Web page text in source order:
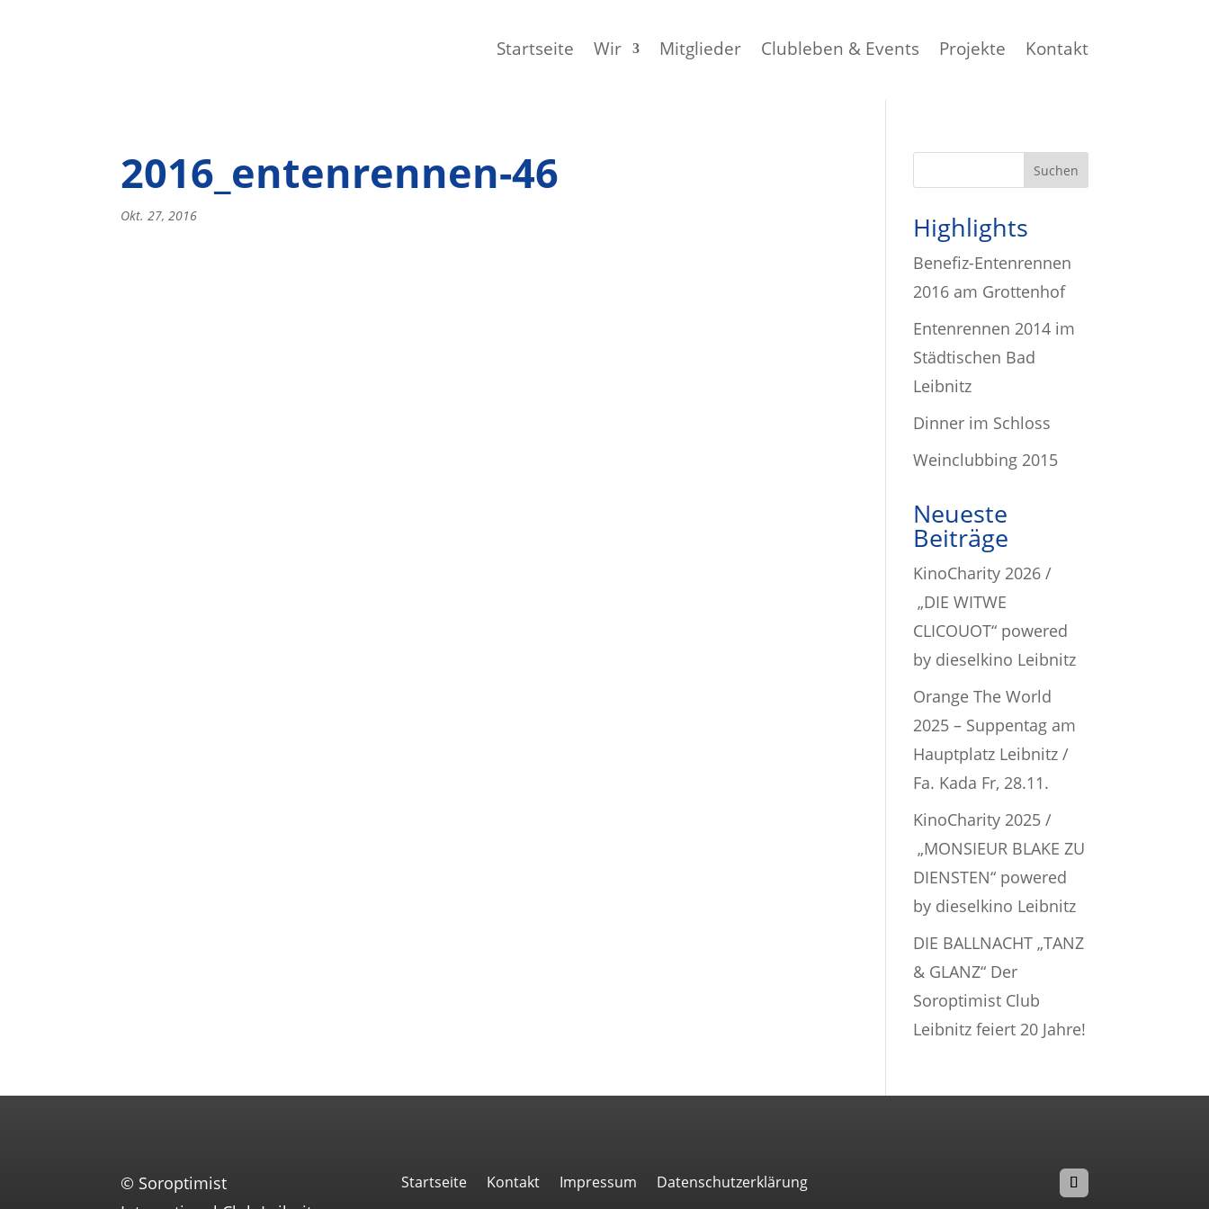
Startseite Wir Mitglieder Clubleben & Events Projekte Kontakt
2016_entenrennen-46
Okt. 27, 2016 Highlights
Benefiz-Entenrennen
2016 am Grottenhof
Entenrennen 2014 im
Städtischen Bad
Leibnitz
Dinner im Schloss
Weinclubbing 2015
Neueste
Beiträge
KinoCharity 2026 /
„DIE WITWE
CLICOUOT“ powered
by dieselkino Leibnitz
Orange The World
2025 – Suppentag am
Hauptplatz Leibnitz /
Fa. Kada Fr, 28.11.
KinoCharity 2025 /
„MONSIEUR BLAKE ZU
DIENSTEN“ powered
by dieselkino Leibnitz
DIE BALLNACHT „TANZ
& GLANZ“ Der
Soroptimist Club
Leibnitz feiert 20 Jahre!
© Soroptimist
Startseite Kontakt Impressum Datenschutzerklärung